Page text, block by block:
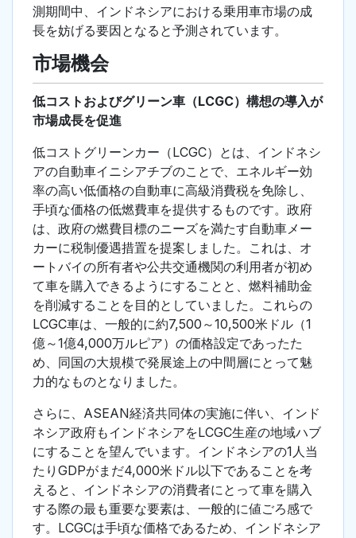
測期間中、インドネシアにおける乗用車市場の成
長を妨げる要因となると予測されています。
市場機会
低コストおよびグリーン車（LCGC）構想の導入が
市場成長を促進
低コストグリーンカー（LCGC）とは、インドネシ
アの自動車イニシアチブのことで、エネルギー効
率の高い低価格の自動車に高級消費税を免除し、
手頃な価格の低燃費車を提供するものです。政府
は、政府の燃費目標のニーズを満たす自動車メー
カーに税制優遇措置を提案しました。これは、オ
ートバイの所有者や公共交通機関の利用者が初め
て車を購入できるようにすることと、燃料補助金
を削減することを目的としていました。これらの
LCGC車は、一般的に約7,500～10,500米ドル（1
億～1億4,000万ルピア）の価格設定であったた
め、同国の大規模で発展途上の中間層にとって魅
力的なものとなりました。
さらに、ASEAN経済共同体の実施に伴い、インド
ネシア政府もインドネシアをLCGC生産の地域ハブ
にすることを望んでいます。インドネシアの1人当
たりGDPがまだ4,000米ドル以下であることを考
えると、インドネシアの消費者にとって車を購入
する際の最も重要な要素は、一般的に値ごろ感で
す。LCGCは手頃な価格であるため、インドネシア